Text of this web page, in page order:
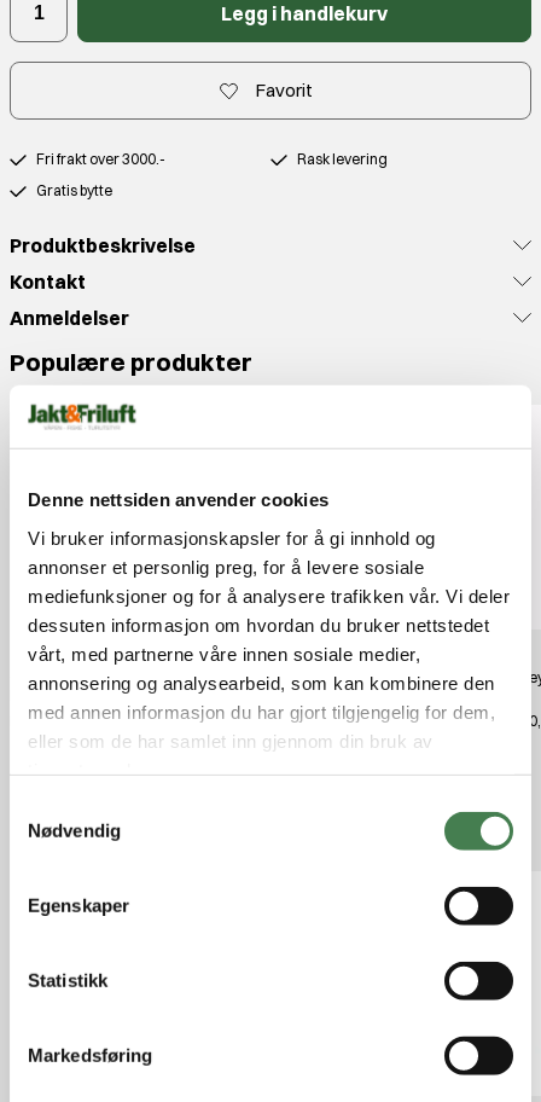
Denne nettsiden anvender cookies
Vi bruker informasjonskapsler for å gi innhold og
annonser et personlig preg, for å levere sosiale
mediefunksjoner og for å analysere trafikken vår. Vi deler
dessuten informasjon om hvordan du bruker nettstedet
vårt, med partnerne våre innen sosiale medier,
annonsering og analysearbeid, som kan kombinere den
med annen informasjon du har gjort tilgjengelig for dem,
eller som de har samlet inn gjennom din bruk av
Nødvendig
Egenskaper
Statistikk
Markedsføring
Legg i handlekurv
Favorit
Fri frakt over 3000.-
Rask levering
Gratis bytte
Produktbeskrivelse
Kontakt
Anmeldelser
Populære produkter
Osprey Hydraulics 3L Reservoir
Blue
kr 600,00
Osprey Hydraulics LT 2,5L
Reservoir Red
kr 600,00
kr
Relaterte produkter